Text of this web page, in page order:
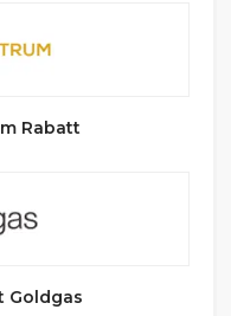
Rabatt
Goldgas